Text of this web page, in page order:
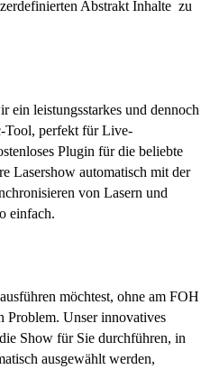
Abstrakt Inhalte zu
ein leistungsstarkes und dennoch
Tool, perfekt für Live-
Plugin für die beliebte
Lasershow automatisch mit der
von Lasern und
einfach.
möchtest, ohne am FOH
Unser innovatives
Show für Sie durchführen, in
ausgewählt werden,